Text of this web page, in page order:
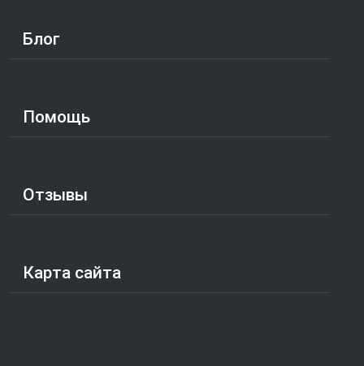
Блог
Помощь
Отзывы
Карта сайта